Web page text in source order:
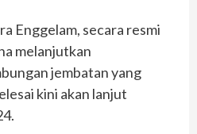
Enggelam, secara resmi
melanjutkan
jembatan yang
kini akan lanjut